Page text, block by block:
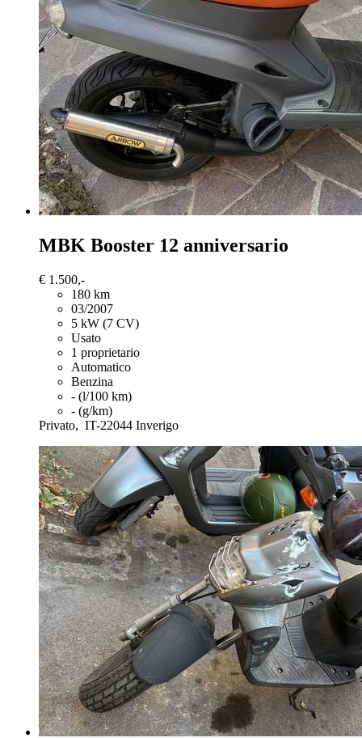
MBK Booster 12 anniversario
€ 1.500,-
180 km
03/2007
5 kW (7 CV)
Usato
1 proprietario
Automatico
Benzina
- (l/100 km)
- (g/km)
Privato, IT-22044 Inverigo